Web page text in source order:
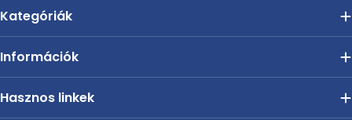
Kategóriák
Információk
Hasznos linkek